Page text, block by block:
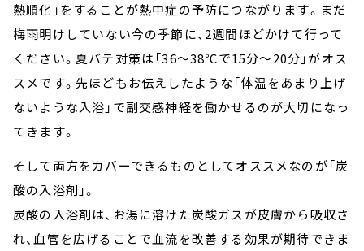
熱順化」をすることが熱中症の予防につながります。まだ
梅雨明けしていない今の季節に、2週間ほどかけて行って
ください。夏バテ対策は「36～38℃で15分～20分」がオス
スメです。先ほどもお伝えしたような「体温をあまり上げ
ないような入浴」で副交感神経を働かせるのが大切になっ
てきます。
そして両方をカバーできるものとしてオススメなのが「炭
酸の入浴剤」。
炭酸の入浴剤は、お湯に溶けた炭酸ガスが皮膚から吸収さ
れ、血管を広げることで血流を改善する効果が期待できま